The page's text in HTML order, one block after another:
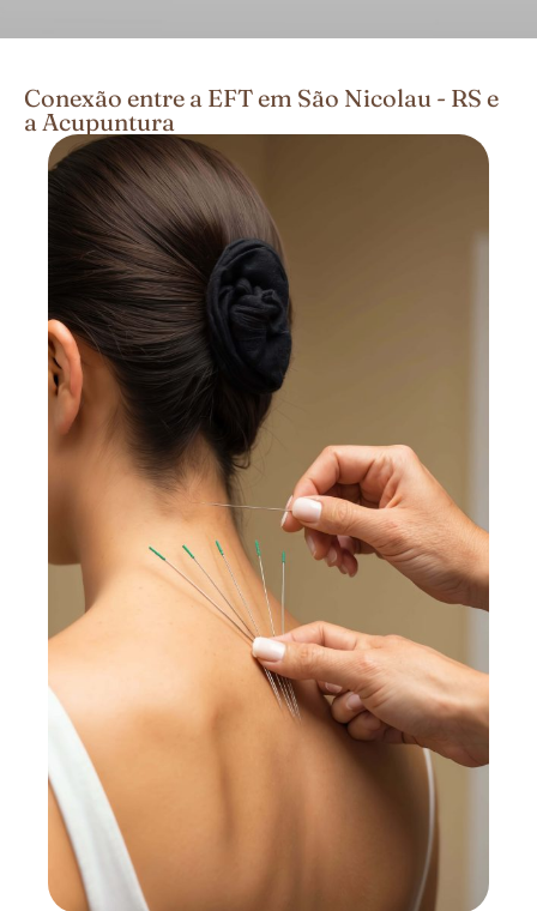
Conexão entre a EFT em São Nicolau - RS e
a Acupuntura